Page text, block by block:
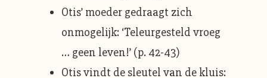
Otis’ moeder gedraagt zich
onmogelijk: ‘Teleurgesteld vroeg
… geen leven!’ (p. 42-43)
Otis vindt de sleutel van de kluis: